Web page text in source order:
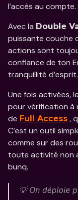
l’accès au compte.
Avec la Double
puissante couche
actions sont
confiance de ton
tranquillité d’esprit.
Une fois activées,
pour vérification à
de Full Access ,
C’est un outil
comme sur des
toute activité non
bunq.
💡 On déploie